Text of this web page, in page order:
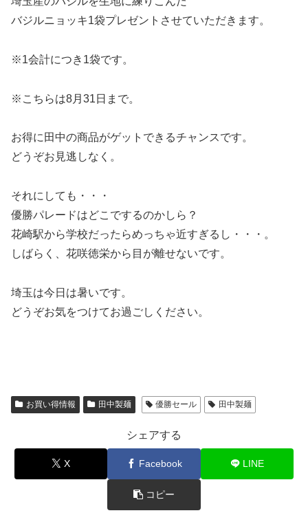
バジルニョッキ1袋プレゼントさせていただきます。
※1会計につき1袋です。
※こちらは8月31日まで。
お得に田中の商品がゲットできるチャンスです。
どうぞお見逃しなく。
それにしても・・・
優勝パレードはどこでするのかしら？
花崎駅から学校だったらめっちゃ近すぎるし・・・。
しばらく、花咲徳栄から目が離せないです。
埼玉は今日は暑いです。
どうぞお気をつけてお過ごしください。
お買い得情報 田中製麺 優勝セール 田中製麺
シェアする
X Facebook LINE
コピー